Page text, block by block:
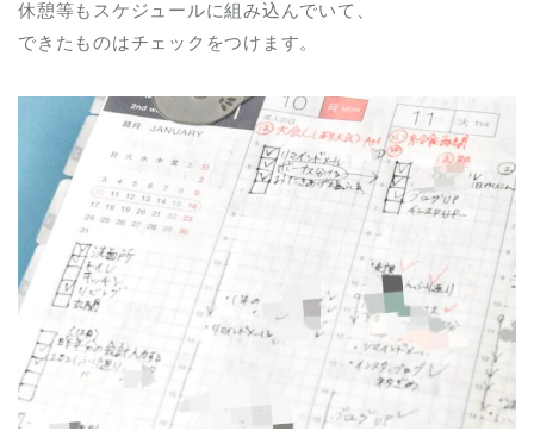
休憩等もスケジュールに組み込んでいて、
できたものはチェックをつけます。